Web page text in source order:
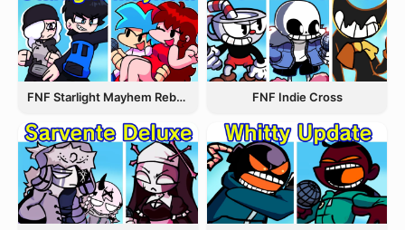
FNF Starlight Mayhem Rebooted FNF Indie Cross